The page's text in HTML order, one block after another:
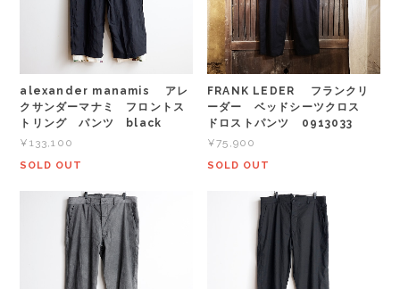
alexander manamis アレ
クサンダーマナミ フロントス
トリング パンツ black
¥133,100
SOLD OUT
FRANK LEDER フランクリ
ーダー ベッドシーツクロス
ドロストパンツ 0913033
¥75,900
SOLD OUT